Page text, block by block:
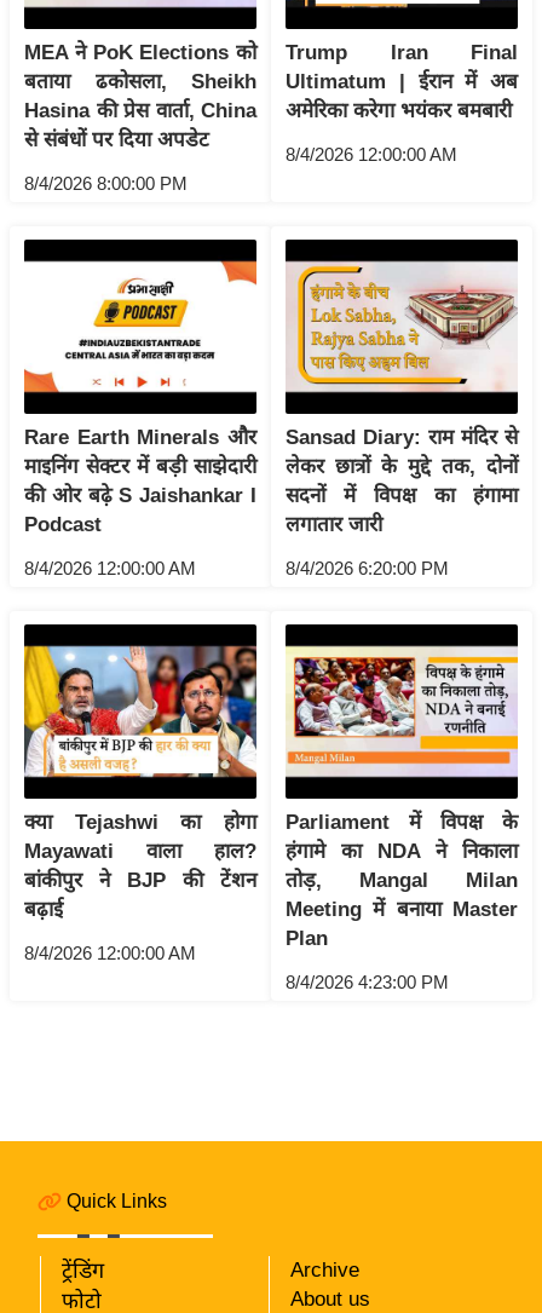
स्थ
ल
व्र
त
त्यो
हा
रा
वि
शे
ष
वि
श्ले
ष
ण
ग
Q
u
c
k
L
k
स
चु
ना
MEA ने PoK Elections को
बताया ढकोसला, Sheikh
Hasina की प्रेस वार्ता, China
से संबंधों पर दिया अपडेट
8/4/2026 8:00:00 PM
Trump Iran Final
Ultimatum | ईरान में अब
अमेरिका करेगा भयंकर बमबारी
8/4/2026 12:00:00 AM
Rare Earth Minerals और
माइनिंग सेक्टर में बड़ी साझेदारी
की ओर बढ़े S Jaishankar I
Podcast
8/4/2026 12:00:00 AM
Sansad Diary: राम मंदिर से
लेकर छात्रों के मुद्दे तक, दोनों
सदनों में विपक्ष का हंगामा
लगातार जारी
8/4/2026 6:20:00 PM
क्या Tejashwi का होगा
Mayawati वाला हाल?
बांकीपुर ने BJP की टेंशन
बढ़ाई
8/4/2026 12:00:00 AM
Parliament में विपक्ष के
हंगामे का NDA ने निकाला
तोड़, Mangal Milan
Meeting में बनाया Master
Plan
8/4/2026 4:23:00 PM
Quick Links
ट्रेंडिंग
फोटो
Archive
About us